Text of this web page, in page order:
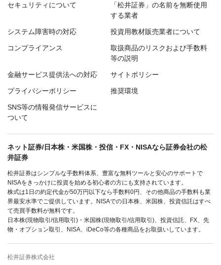
セキュリティについて
「松井証券」の名前を無断使用
する業者
システム障害時の対応 投資用教材販売業者について
コンプライアンス
取扱商品のリスクおよび手数料
等の説明
金融サービス提供法への対応 サイトポリシー
プライバシーポリシー 推奨環境
SNS等の情報発信サービスに
ついて
ネット証券/日本株・米国株・投信・FX・NISAなら証券会社の松
井証券
松井証券はシンプルな手数料体系、豊富な無料ツールと安心のサポートで
NISAをきっかけに投資を始める初心者の方にも支持されています。
株式は1日の約定代金が50万円以下なら手数料0円、その他商品の手数料も業
界最安水準でご提供しています。NISAでの日本株、米国株、投資信託はすべ
て売買手数料が無料です。
日本株(現物取引/信用取引)・米国株(現物取引/信用取引)、投資信託、FX、先
物・オプション取引、NISA、iDeCo等の各種商品をお取扱いしています。
松井証券株式会社